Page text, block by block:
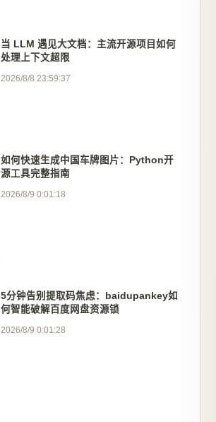
当 LLM 遇见大文档：主流开源项目如何
处理上下文超限
2026/8/8 23:59:37
如何快速生成中国车牌图片：Python开
源工具完整指南
2026/8/9 0:01:18
5分钟告别提取码焦虑：baidupankey如
何智能破解百度网盘资源锁
2026/8/9 0:01:28